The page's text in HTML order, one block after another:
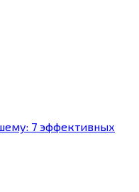
7 эффективных